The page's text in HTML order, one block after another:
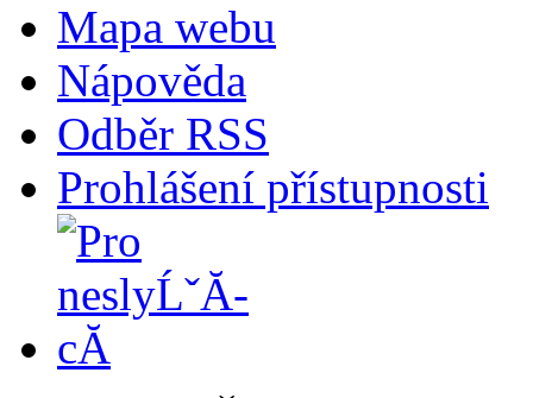
Mapa webu
Nápověda
Odběr RSS
Prohlášení přístupnosti